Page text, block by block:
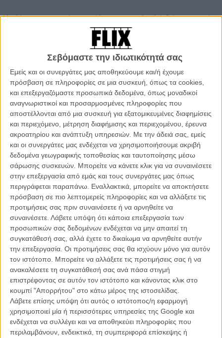
Σεβόμαστε την ιδιωτικότητά σας
Εμείς και οι συνεργάτες μας αποθηκεύουμε και/ή έχουμε
πρόσβαση σε πληροφορίες σε μια συσκευή, όπως τα cookies,
και επεξεργαζόμαστε προσωπικά δεδομένα, όπως μοναδικοί
αναγνωριστικοί και προσαρμοσμένες πληροφορίες που
αποστέλλονται από μια συσκευή για εξατομικευμένες διαφημίσεις
και περιεχόμενο, μέτρηση διαφήμισης και περιεχομένου, έρευνα
ακροατηρίου και ανάπτυξη υπηρεσιών. Με την άδειά σας, εμείς
και οι συνεργάτες μας ενδέχεται να χρησιμοποιήσουμε ακριβή
δεδομένα γεωγραφικής τοποθεσίας και ταυτοποίησης μέσω
σάρωσης συσκευών. Μπορείτε να κάνετε κλικ για να συναινέσετε
στην επεξεργασία από εμάς και τους συνεργάτες μας όπως
περιγράφεται παραπάνω. Εναλλακτικά, μπορείτε να αποκτήσετε
πρόσβαση σε πιο λεπτομερείς πληροφορίες και να αλλάξετε τις
προτιμήσεις σας πριν συναινέσετε ή να αρνηθείτε να
συναινέσετε. Λάβετε υπόψη ότι κάποια επεξεργασία των
προσωπικών σας δεδομένων ενδέχεται να μην απαιτεί τη
συγκατάθεσή σας, αλλά έχετε το δικαίωμα να αρνηθείτε αυτήν
την επεξεργασία. Οι προτιμήσεις σας θα ισχύουν μόνο για αυτόν
τον ιστότοπο. Μπορείτε να αλλάξετε τις προτιμήσεις σας ή να
ανακαλέσετε τη συγκατάθεσή σας ανά πάσα στιγμή
επιστρέφοντας σε αυτόν τον ιστότοπο και κάνοντας κλικ στο
κουμπί "Απορρήτου" στο κάτω μέρος της ιστοσελίδας.
Λάβετε επίσης υπόψη ότι αυτός ο ιστότοπος/η εφαρμογή
χρησιμοποιεί μία ή περισσότερες υπηρεσίες της Google και
ενδέχεται να συλλέγει και να αποθηκεύει πληροφορίες που
περιλαμβάνουν, ενδεικτικά, τη συμπεριφορά επίσκεψης ή
Διαβάστε προσεκτικά την υπόθεση που ακολουθεί, δείτε τις σκηνές
που μόλις κυκλοφόρησαν, ξεχάστε τα περισσότερα πράγματα που
έκανε ενδιάμεσα στην καριέρα του ο Τόμας Βίντερμπεργκ («It's All
About Love», «Submarino») και δείξτε τυφλή εμπιστοσύνη στον
σκηνοθέτη της «Οικογενειακής Γιορτής» και τον πρωταγωνιστή του,
Μαντς Μίκελσεν.
Το «Τhe Hunt» που διαγωνίζεται φέτος για τον Χρυσό Φοίνικα στο
65ο Φεστιβάλ των Καννών αφηγείται την ιστορία του Λούκας, ενός
χωρισμένου σαραντάρη που μοιάζει να βάζει τη ζωή του σε μια
σειρά μετά από ένα δύσκολο διαζύγιο. Εχει νέα δουλειά, μια
καινούρια φιλενάδα και έχει αρχίσει να γεφυρώνει το κενό που τον
χωρίζει από τον έφηβο γιο του. Ομως όπως συμβαίνει συνήθως,
κάτι θα πάει στραβά. Κάτι πολύ μικρό. Το μόνο που θα χρειαστεί
είναι ένα βιαστικό σχόλιο, ένα τυχαίο ψέμα. Και καθώς τα
χριστουγεννιάτικα φώτα ανάβουν και το χιόνι αρχίζει να πέφτει, αυτό
το μικρό ψέμα εξαπλώνεται σαν ένας αόρατος ιός. Η εμπιστοσύνη
θα χαθεί. Η χριστουγεννιάτικη γαλήνη θα αντικατασταθεί από ένα
δυνατό σοκ. Σύντομα η κοινότητα στην οποία ο Λούκας ζει, θα
βρεθεί στα πρόθυρα της υστερίας. Και ο ίδιος θα πρέπει να παλέψει
μόνος του για να σώσει την ζωή και την υπόληψή του.
Δείτε παρακάτω τις σκηνές από το «Τhe Hunt»,
διαβάστε
περισσότερα για την ταινία
και μάθετε
όλα όσα πρέπει να γνωρίζετε
για τις 22 ταινίες
που διεκδικούν τον φετινό Χρυσό Φοίνικα.